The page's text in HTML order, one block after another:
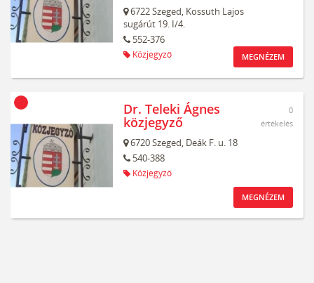
6722Szeged, Kossuth Lajos
sugárút 19. I/4.
552-376
Közjegyző MEGNÉZEM
Dr. Teleki Ágnes
közjegyző
6720Szeged, Deák F. u. 18
540-388
Közjegyző
0
értékelés
MEGNÉZEM